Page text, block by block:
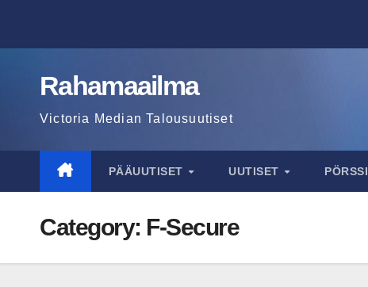
Rahamaailma
Victoria Median Talousuutiset
PÄÄUUTISET UUTISET PÖRSSI
Category: F-Secure